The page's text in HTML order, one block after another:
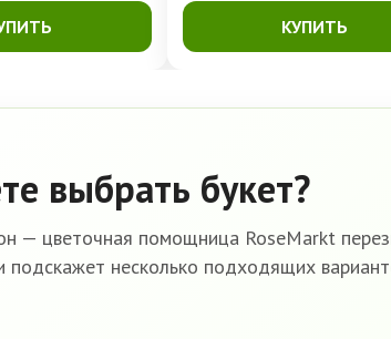
КУПИТЬ
выбрать букет?
— цветочная помощница RoseMarkt
несколько подходящих